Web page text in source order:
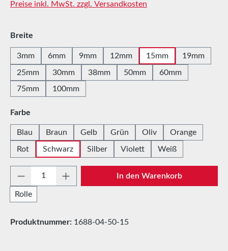
Preise inkl. MwSt. zzgl. Versandkosten
Breite
3mm 6mm 9mm 12mm 15mm 19mm
25mm 30mm 38mm 50mm
60mm
75mm
100mm
Farbe
Blau Braun Gelb Grün Oliv Orange
Rot Schwarz Silber Violett Weiß
Produkt Anzahl: Gib den gewünschten
Rolle
In den Warenkorb
Produktnummer: 1688-04-50-15